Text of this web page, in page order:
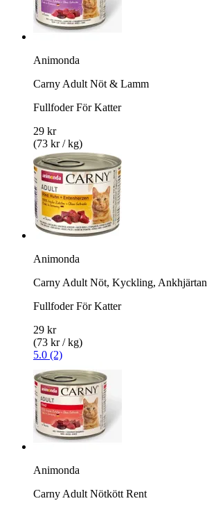
Animonda
Carny Adult Nöt & Lamm
Fullfoder För Katter
29 kr
(73 kr / kg)
Animonda
Carny Adult Nöt, Kyckling, Ankhjärtan
Fullfoder För Katter
29 kr
(73 kr / kg)
5.0 (2)
Animonda
Carny Adult Nötkött Rent